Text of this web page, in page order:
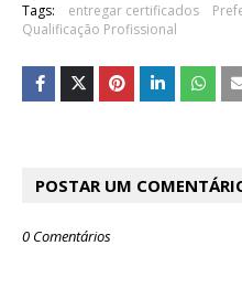
Tags: entregar certificados
Qualificação Profissional
POSTAR UM
0 Comentários